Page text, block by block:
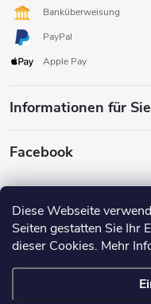
Diese Webseite
Seiten gestatten Sie Ihr
dieser Cookies. Mehr
Banküberweisung
PayPal
Apple Pay
Informationen für Sie
Facebook